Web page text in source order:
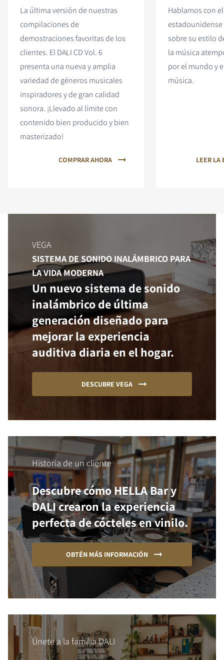
La última versión de nuestras
compilaciones de
demostraciones favoritas de los
clientes. El DALI CD Vol. 6
presenta una nueva y amplia
variedad de géneros musicales
inspiradores y de gran calidad
sonora. ¡Llevado al límite con
contenido bien producido y bien
masterizado!
COMPRAR AHORA
Hablamos con
estadounidense
sobre su estilo
la música
por el mundo y
música.
LEER LA
VEGA
SISTEMA DE SONIDO INALÁMBRICO PARA
LA VIDA MODERNA
Un nuevo sistema de sonido
inalámbrico de última
generación diseñado para
mejorar la experiencia
auditiva diaria en el hogar.
DESCUBRE VEGA
Historia de un cliente
Descubre cómo HELLA Bar y
DALI crearon la experiencia
perfecta de cócteles en vinilo.
OBTÉN MÁS INFORMACIÓN
Únete a la familia DALI